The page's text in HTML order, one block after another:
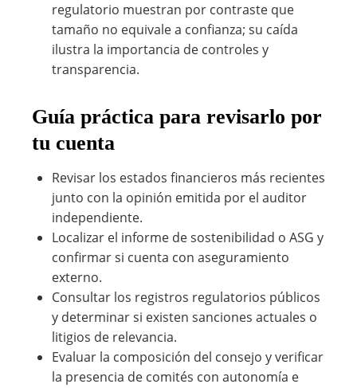
regulatorio muestran por contraste que
tamaño no equivale a confianza; su caída
ilustra la importancia de controles y
transparencia.
Guía práctica para revisarlo por
tu cuenta
Revisar los estados financieros más recientes
junto con la opinión emitida por el auditor
independiente.
Localizar el informe de sostenibilidad o ASG y
confirmar si cuenta con aseguramiento
externo.
Consultar los registros regulatorios públicos
y determinar si existen sanciones actuales o
litigios de relevancia.
Evaluar la composición del consejo y verificar
la presencia de comités con autonomía e